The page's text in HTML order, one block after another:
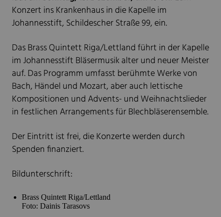
Konzert ins Krankenhaus in die Kapelle im
Johannesstift, Schildescher Straße 99, ein.
Das Brass Quintett Riga/Lettland führt in der Kapelle
im Johannesstift Bläsermusik alter und neuer Meister
auf. Das Programm umfasst berühmte Werke von
Bach, Händel und Mozart, aber auch lettische
Kompositionen und Advents- und Weihnachtslieder
in festlichen Arrangements für Blechbläserensemble.
Der Eintritt ist frei, die Konzerte werden durch
Spenden finanziert.
Bildunterschrift:
Brass Quintett Riga/Lettland
Foto: Dainis Tarasovs